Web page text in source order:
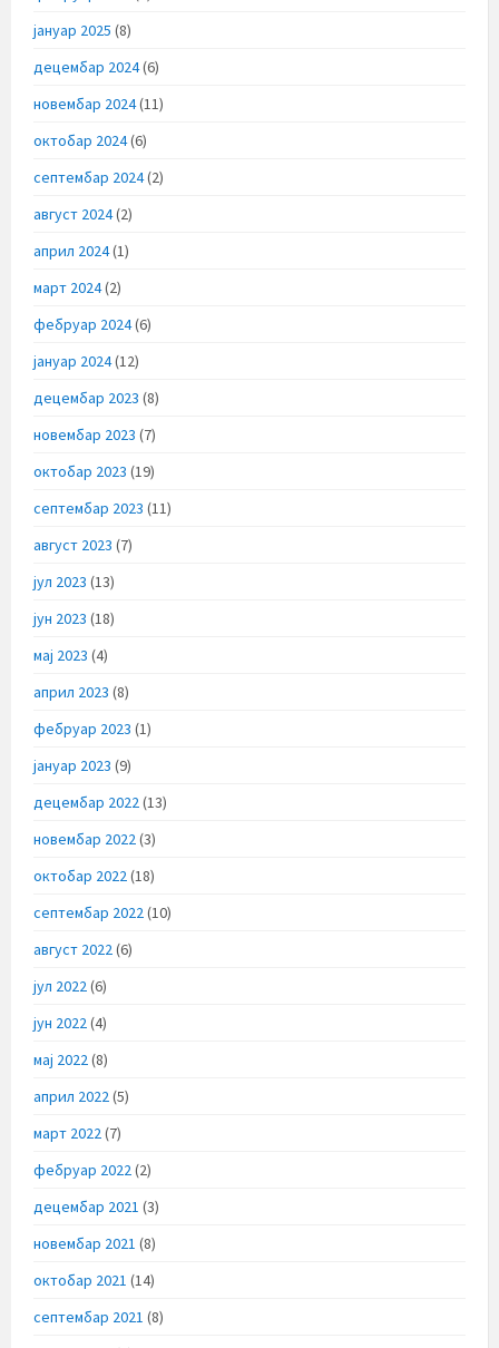
јануар 2025 (8)
децембар 2024(6)
новембар 2024(11)
октобар 2024(6)
септембар 2024(2)
август 2024(2)
април 2024(1)
март 2024(2)
фебруар 2024(6)
јануар 2024(12)
децембар 2023 (8)
новембар 2023 (7)
октобар 2023 (19)
септембар 2023 (11)
август 2023 (7)
јул 2023 (13)
јун 2023 (18)
мај 2023 (4)
април 2023 (8)
фебруар 2023 (1)
јануар 2023 (9)
децембар 2022(13)
новембар 2022(3)
октобар 2022(18)
септембар 2022(10)
август 2022(6)
јул 2022(6)
јун 2022(4)
мај 2022(8)
април 2022(5)
март 2022(7)
фебруар 2022(2)
децембар 2021 (3)
новембар 2021 (8)
октобар 2021 (14)
септембар 2021 (8)